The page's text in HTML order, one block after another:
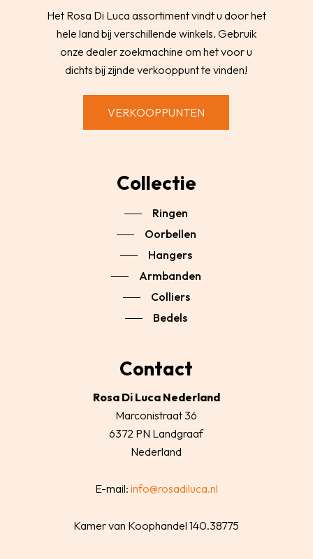
Het Rosa Di Luca assortiment vindt u door het
hele land bij verschillende winkels. Gebruik
onze dealer zoekmachine om het voor u
dichts bij zijnde verkooppunt te vinden!
VERKOOPPUNTEN
Collectie
Ringen
Oorbellen
Hangers
Armbanden
Colliers
Bedels
Contact
Rosa Di Luca Nederland
Marconistraat 36
6372 PN Landgraaf
Nederland
E-mail: info@rosadiluca.nl
Kamer van Koophandel 140.38775